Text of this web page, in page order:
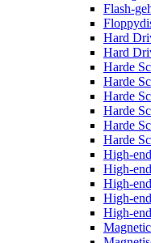
Flash-
Hard
Hard
Harde
Harde
Harde
Harde
Harde
Harde
High-
High-
High-
High-
High-